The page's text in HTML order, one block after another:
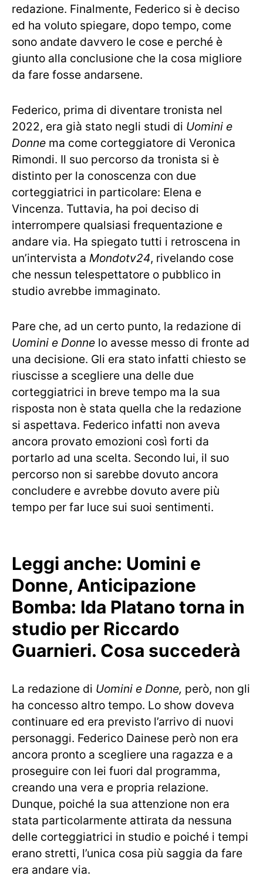
redazione. Finalmente, Federico si è deciso
ed ha voluto spiegare, dopo tempo, come
sono andate davvero le cose e perché è
giunto alla conclusione che la cosa migliore
da fare fosse andarsene.
Federico, prima di diventare tronista nel
2022, era già stato negli studi di Uomini e
Donne ma come corteggiatore di Veronica
Rimondi. Il suo percorso da tronista si è
distinto per la conoscenza con due
corteggiatrici in particolare: Elena e
Vincenza. Tuttavia, ha poi deciso di
interrompere qualsiasi frequentazione e
andare via. Ha spiegato tutti i retroscena in
un’intervista a Mondotv24, rivelando cose
che nessun telespettatore o pubblico in
studio avrebbe immaginato.
Pare che, ad un certo punto, la redazione di
Uomini e Donne lo avesse messo di fronte ad
una decisione. Gli era stato infatti chiesto se
riuscisse a scegliere una delle due
corteggiatrici in breve tempo ma la sua
risposta non è stata quella che la redazione
si aspettava. Federico infatti non aveva
ancora provato emozioni così forti da
portarlo ad una scelta. Secondo lui, il suo
percorso non si sarebbe dovuto ancora
concludere e avrebbe dovuto avere più
tempo per far luce sui suoi sentimenti.
Leggi anche: Uomini e
Donne, Anticipazione
Bomba: Ida Platano torna in
studio per Riccardo
Guarnieri. Cosa succederà
La redazione di Uomini e Donne, però, non gli
ha concesso altro tempo. Lo show doveva
continuare ed era previsto l’arrivo di nuovi
personaggi. Federico Dainese però non era
ancora pronto a scegliere una ragazza e a
proseguire con lei fuori dal programma,
creando una vera e propria relazione.
Dunque, poiché la sua attenzione non era
stata particolarmente attirata da nessuna
delle corteggiatrici in studio e poiché i tempi
erano stretti, l’unica cosa più saggia da fare
era andare via.